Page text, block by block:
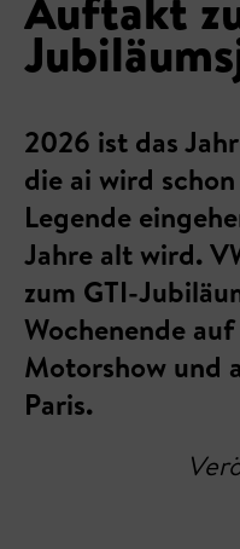
2026 ist das
die ai wird
Legende
Jahre alt wird.
zum GTI-
Wochenende
Motorshow und
Paris.